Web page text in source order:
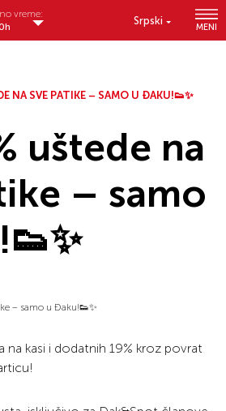
Srpski
MENI
vreme:
NA SVE PATIKE – SAMO U ĐAKU!👟✨
uštede na
– samo
na kasi i dodatnih 19% kroz povrat